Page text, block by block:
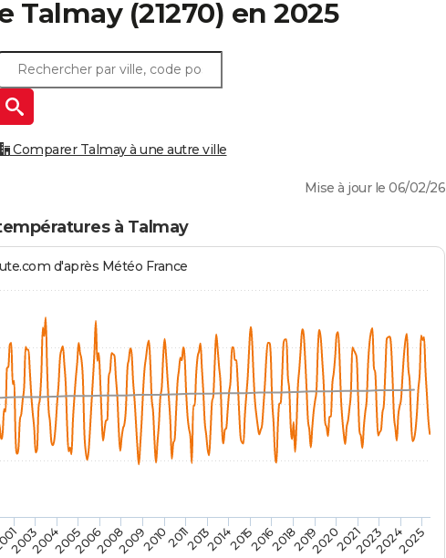
Talmay(21270) en 2025
Comparer Talmay à une autre ville
Mise à jour le 06/02/26
à Talmay
d'après Météo France
2014
200320042005200620082009201020112013 201520162018201920202021202320242025